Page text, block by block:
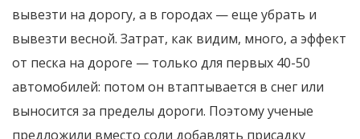
вывезти на дорогу, а в городах — еще убрать и
вывезти весной. Затрат, как видим, много, а эффект
от песка на дороге — только для первых 40-50
автомобилей: потом он втаптывается в снег или
выносится за пределы дороги. Поэтому ученые
предложили вместо соли добавлять присадку